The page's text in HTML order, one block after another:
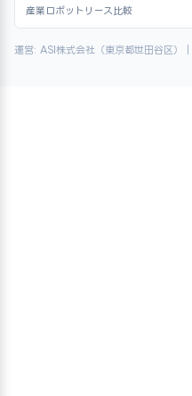
産業ロボットリース比較
運営: ASI株式会社（東京都世田谷区）｜